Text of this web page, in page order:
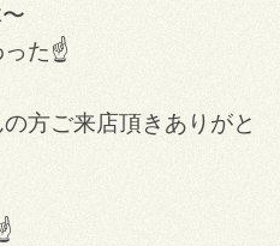
った☝️
方ご来店頂きありがと